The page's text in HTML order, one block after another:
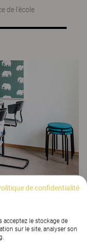
de l’école
de confidentialité
acceptez le stockage de
sur le site, analyser son